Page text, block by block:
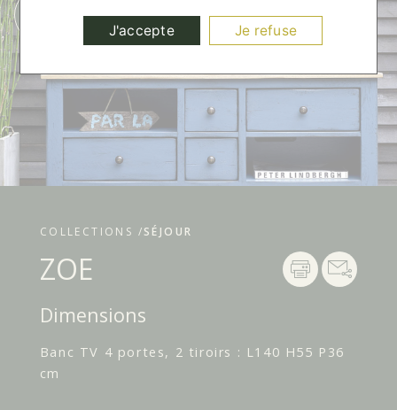
COLLECTIONS /SÉJOUR
ZOE
Dimensions
Banc TV 4 portes, 2 tiroirs : L140 H55 P36
cm
J'accepte Je refuse